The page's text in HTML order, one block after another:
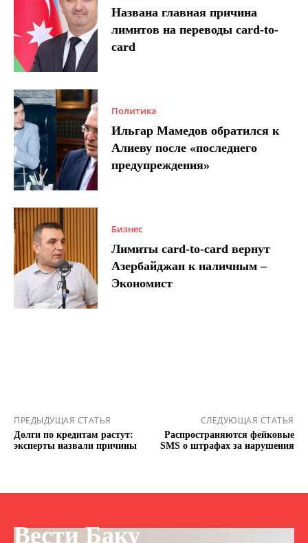
Названа главная причина
лимитов на переводы card-to-
card
Политика
Ильгар Мамедов обратился к
Алиеву после «последнего
предупреждения»
Бизнес
Лимиты card-to-card вернут
Азербайджан к наличным –
Экономист
ПРЕДЫДУЩАЯ СТАТЬЯ
Долги по кредитам растут:
эксперты назвали причины
СЛЕДУЮЩАЯ СТАТЬЯ
Распространяются фейковые
SMS о штрафах за нарушения
Вести Баку